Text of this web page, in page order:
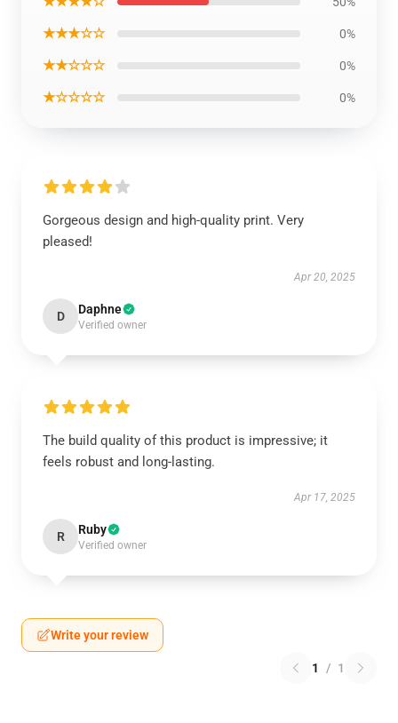
★★★☆☆ 0%
★★☆☆☆ 0%
★☆☆☆☆ 0%
Gorgeous design and high-quality print. Very
pleased!
Apr 20, 2025
D Daphne
Verified owner
The build quality of this product is impressive; it
feels robust and long-lasting.
Apr 17, 2025
R Ruby
Verified owner
Write your review
1 / 1